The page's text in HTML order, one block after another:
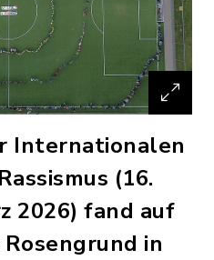
Internationalen
(16.
2026) fand auf
in